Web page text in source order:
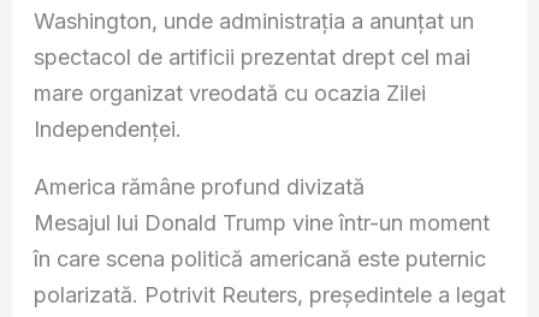
Washington, unde administrația a anunțat un
spectacol de artificii prezentat drept cel mai
mare organizat vreodată cu ocazia Zilei
Independenței.
America rămâne profund divizată
Mesajul lui Donald Trump vine într-un moment
în care scena politică americană este puternic
polarizată. Potrivit Reuters, președintele a legat